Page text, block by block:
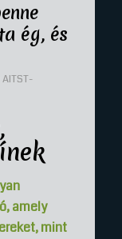
ég, és
AITST-
amely
mint